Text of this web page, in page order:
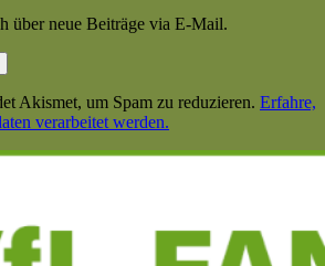
über neue Beiträge via E-Mail.
Akismet, um Spam zu reduzieren. Erfahre,
verarbeitet werden.